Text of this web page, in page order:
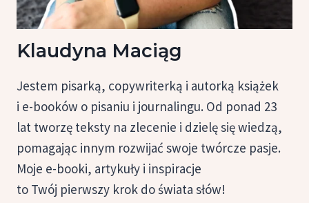
Klaudyna Maciąg
Jestem pisarką, copywriterką i autorką książek
i e-booków o pisaniu i journalingu. Od ponad 23
lat tworzę teksty na zlecenie i dzielę się wiedzą,
pomagając innym rozwijać swoje twórcze pasje.
Moje e-booki, artykuły i inspiracje
to Twój pierwszy krok do świata słów!